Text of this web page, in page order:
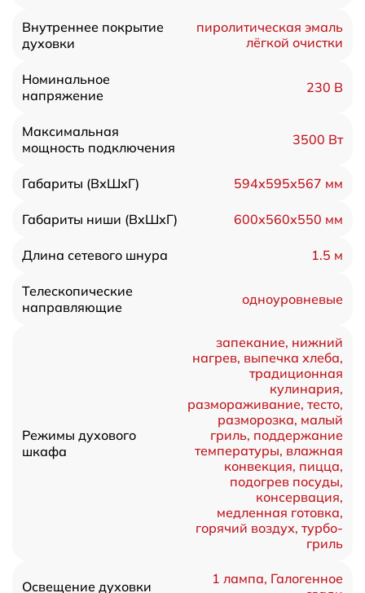
Внутреннее покрытие
духовки
пиролитическая эмаль
лёгкой очистки
Номинальное
напряжение
230 В
Максимальная
мощность подключения
3500 Вт
Габариты (ВхШхГ) 594х595х567 мм
Габариты ниши (ВхШхГ) 600х560х550 мм
Длина сетевого шнура 1.5 м
Телескопические
направляющие
одноуровневые
Режимы духового
шкафа
запекание, нижний
нагрев, выпечка хлеба,
традиционная
кулинария,
размораживание, тесто,
разморозка, малый
гриль, поддержание
температуры, влажная
конвекция, пицца,
подогрев посуды,
консервация,
медленная готовка,
горячий воздух, турбо-
гриль
Освещение духовки
1 лампа, Галогенное